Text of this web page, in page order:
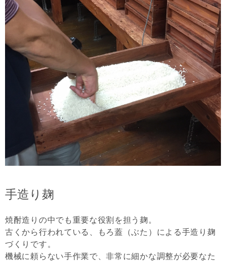
手造り麹
焼酎造りの中でも重要な役割を担う麹。
古くから行われている、もろ蓋（ぶた）による手造り麹
づくりです。
機械に頼らない手作業で、非常に細かな調整が必要なた